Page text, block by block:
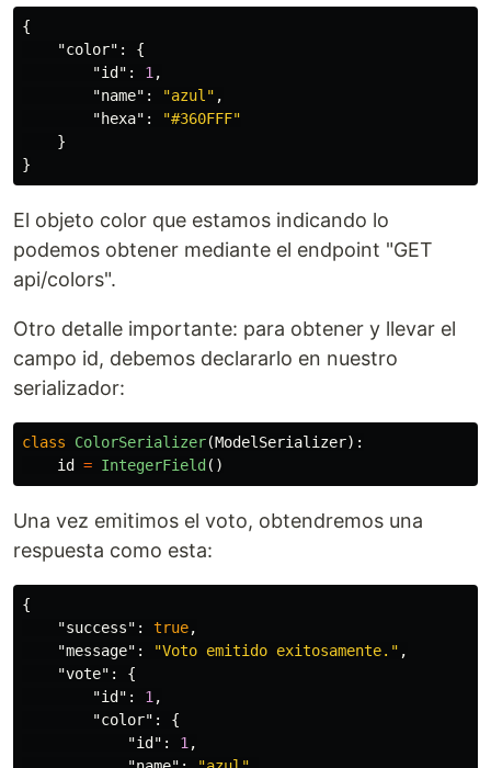
{
"color" :
{
"id" : 1 ,
"name" : "azul" ,
"hexa" :
"#360FFF"
}
}
El objeto color que estamos indicando lo
podemos obtener mediante el endpoint "GET
api/colors".
Otro detalle importante: para obtener y llevar el
campo id, debemos declararlo en nuestro
serializador:
class ColorSerializer(ModelSerializer):
id
= IntegerField ()
Una vez emitimos el voto, obtendremos una
respuesta como esta:
{
"success" : true,
"message" : "Voto emitido exitosamente." ,
"vote" :
{
"id" : 1 ,
"color" :
{
"id" : 1 ,